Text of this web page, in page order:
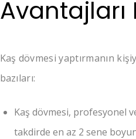
Avantajları
Kaş dövmesi yaptırmanın
bazıları:
Kaş dövmesi, profesyonel
takdirde en az 2 sene